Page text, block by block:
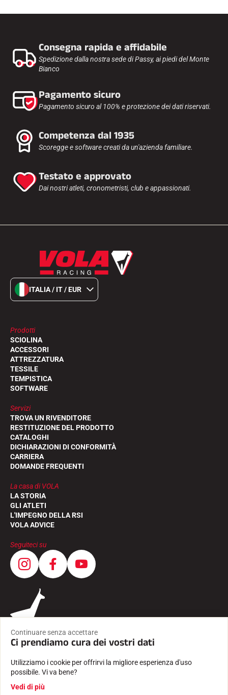
Consegna rapida e affidabile
Spedizione dalla nostra sede di Passy, ai piedi del Monte
Bianco
Pagamento sicuro
Pagamento sicuro al 100% e protezione dei dati riservati.
Competenza dal 1935
Scoregge e software creati da un'azienda familiare.
Testato e approvato
Dai nostri atleti, cronometristi, club e appassionati.
ITALIA / IT / EUR
Prodotti
SCIOLINA
ACCESSORI
ATTREZZATURA
TESSILE
TEMPISTICA
SOFTWARE
Servizi
TROVA UN RIVENDITORE
RESTITUZIONE DEL PRODOTTO
CATALOGHI
DICHIARAZIONI DI CONFORMITÀ
CARRIERA
DOMANDE FREQUENTI
La casa di VOLA
LA STORIA
GLI ATLETI
L'IMPEGNO DELLA RSI
VOLA ADVICE
Seguiteci su
INFORMAZIONI LEGALI
Continuare senza accettare
Ci prendiamo cura dei vostri dati
Utilizziamo i cookie per offrirvi la migliore esperienza d'uso
possibile. Vi va bene?
Vedi di più